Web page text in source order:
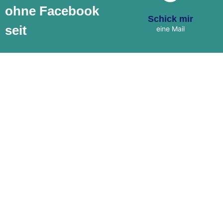
ohne Facebook
seit
Schick mir
eine Mail